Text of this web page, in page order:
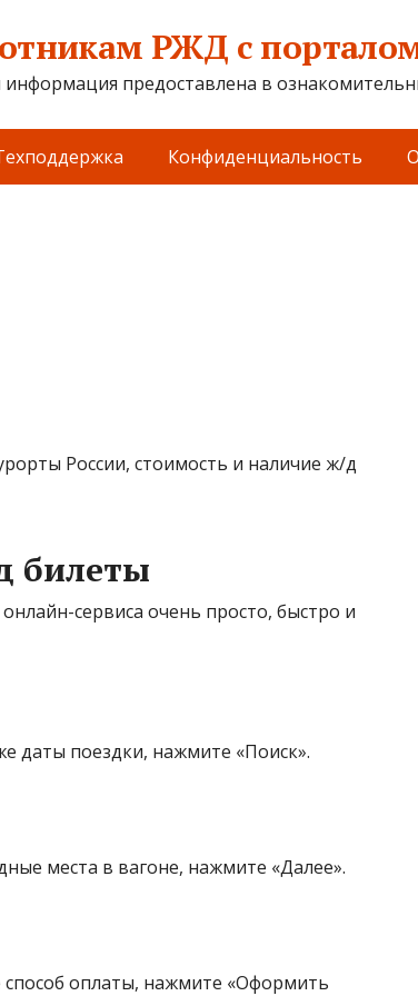
РЖД с
предоставлена в
Конфиденциальность
России, стоимость и наличие ж/д
билеты
сервиса очень просто, быстро и
даты поездки, нажмите «Поиск».
места в вагоне, нажмите «Далее».
оплаты, нажмите «Оформить